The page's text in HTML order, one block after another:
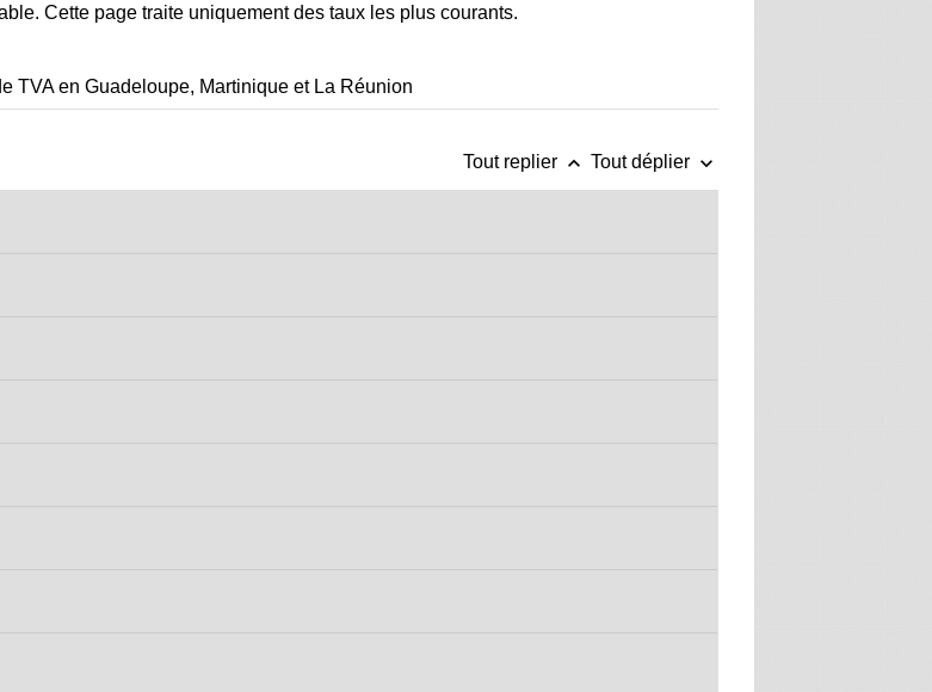
Cette page traite uniquement des taux les plus courants.
TVA en Guadeloupe, Martinique et La Réunion
Tout replier keyboard_arrow_up Tout déplier keyboard_arrow_down